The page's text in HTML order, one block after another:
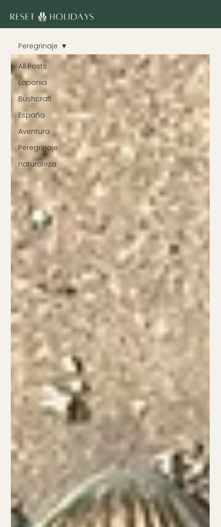
All Posts
Laponia
Bushcraft
España
Aventura
Peregrinaje
naturaleza
Peregrinaje